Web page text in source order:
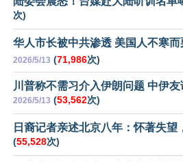
次)
华人市长被中共渗透 美国人不寒而
2026/5/13 (71,986次)
川普称不需习介入伊朗问题 中伊
2026/5/13 (53,562次)
日裔记者亲述北京八年：怀著失望
(55,528次)